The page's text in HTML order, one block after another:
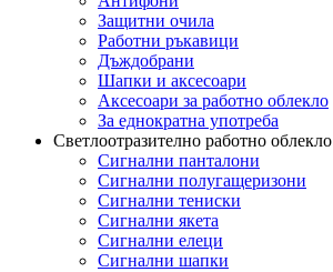
Защитни очила
Работни ръкавици
Дъждобрани
Шапки и аксесоари
Аксесоари за работно облекло
За еднократна употреба
Светлоотразително работно облекло
Сигнални панталони
Сигнални полугащеризони
Сигнални тениски
Сигнални якета
Сигнални елеци
Сигнални шапки